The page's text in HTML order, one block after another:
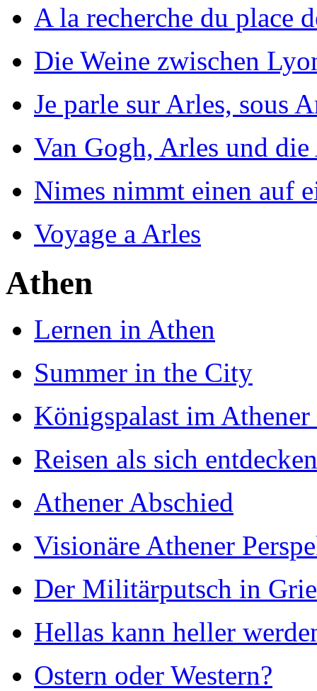
A la recherche du place
Die Weine zwischen
Je parle sur Arles, sous
Van Gogh, Arles und
Nimes nimmt einen auf
Voyage a Arles
Athen
Lernen in Athen
Summer in the City
Königspalast im
Reisen als sich entdecken
Athener Abschied
Visionäre Athener
Der Militärputsch in
Hellas kann heller
Ostern oder Western?